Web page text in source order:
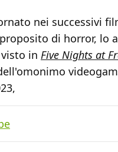
nei successivi
di horror, lo
in Five Nights at